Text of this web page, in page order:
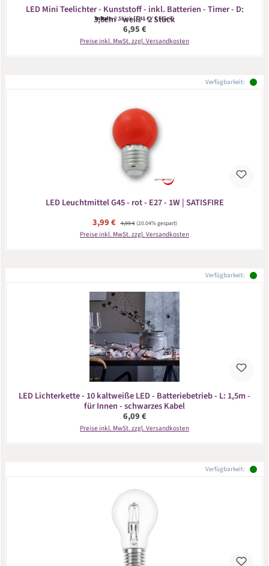
LED Mini Teelichter - Kunststoff - inkl. Batterien - Timer - D:
3,8cm - weiß - 2 Stück
Inhalt:2 Stück(3,48 € / 1 Stück)
Regulärer Preis:
6,95 €
Preise inkl. MwSt. zzgl. Versandkosten
Verfügbarkeit:
LED Leuchtmittel G45 - rot - E27 - 1W | SATISFIRE
Verkaufspreis:
3,99 € Regulärer Preis:
4,99 €(20.04% gespart)
Preise inkl. MwSt. zzgl. Versandkosten
Verfügbarkeit:
LED Lichterkette - 10 kaltweiße LED - Batteriebetrieb - L: 1,5m -
für Innen - schwarzes Kabel
Regulärer Preis:
6,09 €
Preise inkl. MwSt. zzgl. Versandkosten
Verfügbarkeit: